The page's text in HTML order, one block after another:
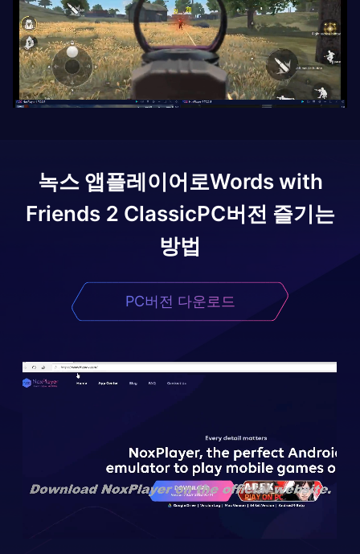
녹스 앱플레이어로Words with
Friends 2 ClassicPC버전 즐기는
방법
PC버전 다운로드